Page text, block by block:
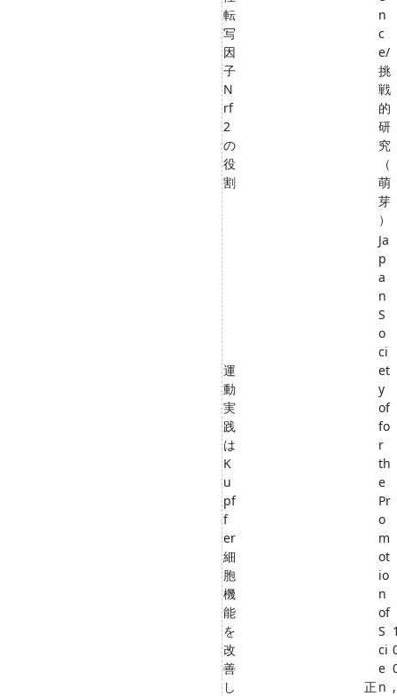
転
写
因
子
N
rf
2
の
役
割
n
c
e/
挑
戦
的
研
究
（
萌
芽
）
運
動
実
践
は
K
u
pf
f
er
細
胞
機
能
を
改
善
し
正
Ja
p
a
n
S
o
ci
et
y
of
fo
r
th
e
Pr
o
m
ot
io
n
of
S
ci
e
n ,